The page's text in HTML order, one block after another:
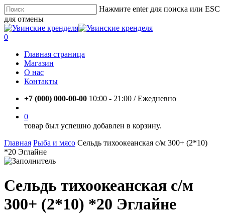
Skip
to
main
content
Нажмите enter для поиска или ESC
для отмены
Close
Search
account
0
Главная страница
Магазин
О нас
Контакты
+7 (000) 000-00-00 10:00 - 21:00 / Eжедневно
0
товар был успешно добавлен в корзину.
Главная Рыба и мясо Сельдь тихоокеанская с/м 300+ (2*10)
*20 Эглайне
Сельдь тихоокеанская с/м
300+ (2*10) *20 Эглайне